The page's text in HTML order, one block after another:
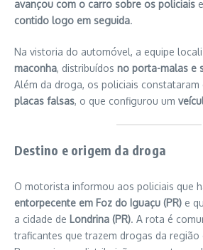
avançou com o carro sobre os policiais
contido logo em seguida.
Na vistoria do automóvel, a equipe
maconha, distribuídos no porta-malas e
Além da droga, os policiais constataram
placas falsas, o que configurou um
Destino e origem da droga
O motorista informou aos policiais que
entorpecente em Foz do Iguaçu (PR) e
a cidade de Londrina (PR). A rota é
traficantes que trazem drogas da